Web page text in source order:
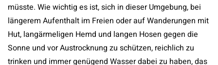
müsste. Wie wichtig es ist, sich in dieser Umgebung, bei
längerem Aufenthalt im Freien oder auf Wanderungen mit
Hut, langärmeligen Hemd und langen Hosen gegen die
Sonne und vor Austrocknung zu schützen, reichlich zu
trinken und immer genügend Wasser dabei zu haben, das